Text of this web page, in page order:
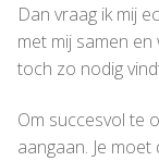
Dan vraag ik mij
met mij samen
toch zo nodig
Om succesvol te
aangaan. Je